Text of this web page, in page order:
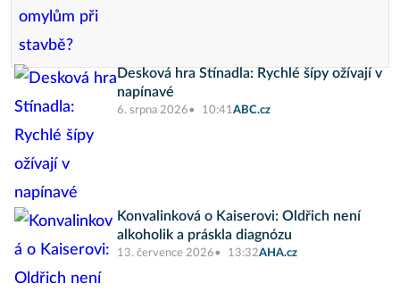
Desková hra Stínadla: Rychlé šípy ožívají v
napínavé
6. srpna 2026 10:41ABC.cz
Konvalinková o Kaiserovi: Oldřich není
alkoholik a práskla diagnózu
13. července 2026 13:32AHA.cz